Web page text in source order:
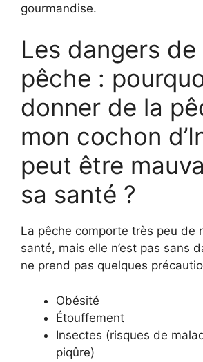
gourmandise.
Les dangers de
pêche :
donner de la
mon cochon
peut être
sa santé ?
La pêche comporte très peu de
santé, mais elle n’est pas sans
ne prend pas quelques
Obésité
Étouffement
Insectes (risques de
piqûre)